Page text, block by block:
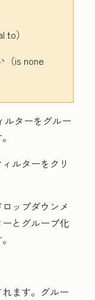
）
（is none
ルターをグルー
ィルターをクリ
ロップダウンメ
とグループ化
ます。グルー